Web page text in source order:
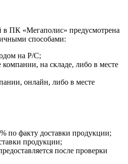
в ПК «Мегаполис» предусмотрена
способами:
на Р/С;
на складе, либо в месте
онлайн, либо в месте
по факту доставки продукции;
продукции;
после проверки